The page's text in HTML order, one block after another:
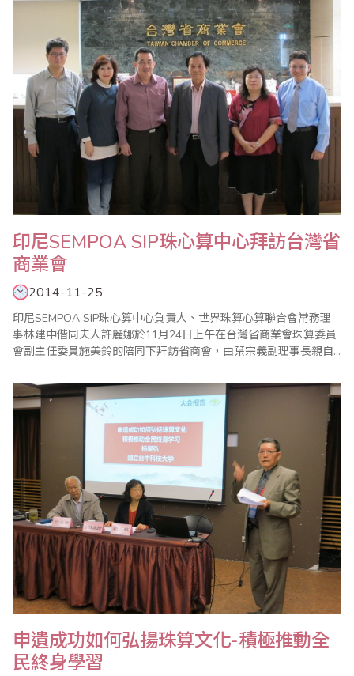
能適應陌生環境的考驗，成為最頂尖的學..
印尼SEMPOA SIP珠心算中心拜訪台灣省
商業會
2014-11-25
印尼SEMPOA SIP珠心算中心負責人、世界珠算心算聯合會常務理
事林建中偕同夫人許麗娜於11月24日上午在台灣省商業會珠算委員
會副主任委員施美鈴的陪同下拜訪省商會，由葉宗義副理事長親自
針對省商會目前在台灣以及國際上的珠心算推廣、比賽等經驗交換
意見，雙方洽談甚歡，也期許未來兩單位在推廣珠算上建立更進一
步的合作關係。
申遺成功如何弘揚珠算文化-積極推動全
民終身學習